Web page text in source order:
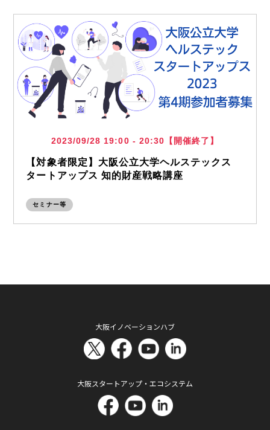
2023/09/28 19:00 - 20:30【開催終了】
【対象者限定】大阪公立大学ヘルステックス
タートアップス 知的財産戦略講座
セミナー等
大阪イノベーションハブ
大阪スタートアップ・エコシステム